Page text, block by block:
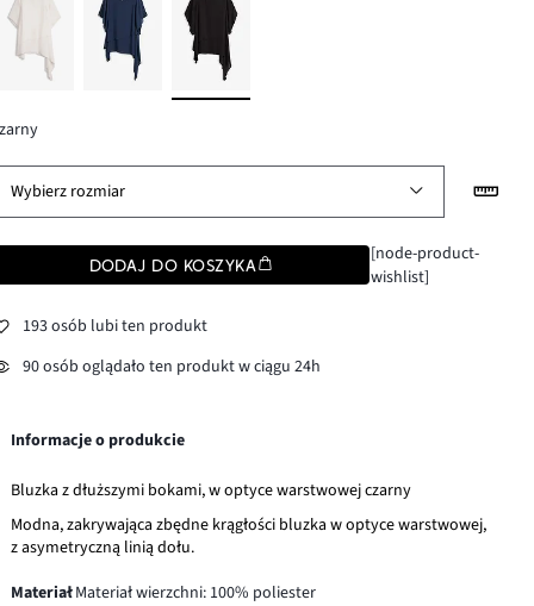
Wybierz rozmiar
DODAJ DO KOSZYKA
[node-product-
wishlist]
193 osób lubi ten produkt
90 osób oglądało ten produkt w ciągu 24h
Informacje o produkcie
Bluzka z dłuższymi bokami, w optyce warstwowej czarny
Modna, zakrywająca zbędne krągłości bluzka w optyce warstwowej,
z asymetryczną linią dołu.
MateriałMateriał wierzchni: 100% poliester